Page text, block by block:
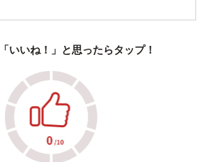
いいね！」と思ったらタップ！